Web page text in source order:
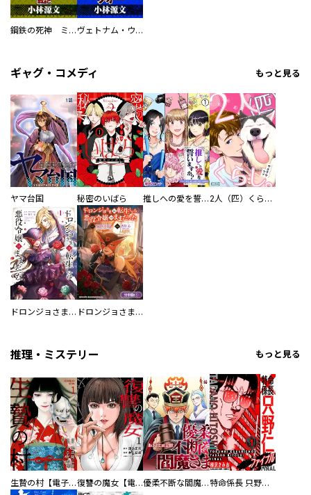
鋼鉄の死神 ミヒャエル・ビットマン戦記 ヴェトナム・ウォー VIETNAM WAR
ギャグ・コメディ もっと見る
ヤマ台国 秘密のいばら 推しへの愛を誓いますか？～アラサー女子、推しは逃げぬが人生逃げる～ 2人（匹）くらし。
ドロンジョさまは転生しても悪役令嬢のままだった ドロンジョさまは転生しても悪役令嬢のままだった【分冊版】
推理・ミステリー もっと見る
生贄の村【電子単行本版】 復讐の魔女【電子単行本版】 優柔不断な閻魔さま 特命係長 只野仁ファイナル 愛蔵版